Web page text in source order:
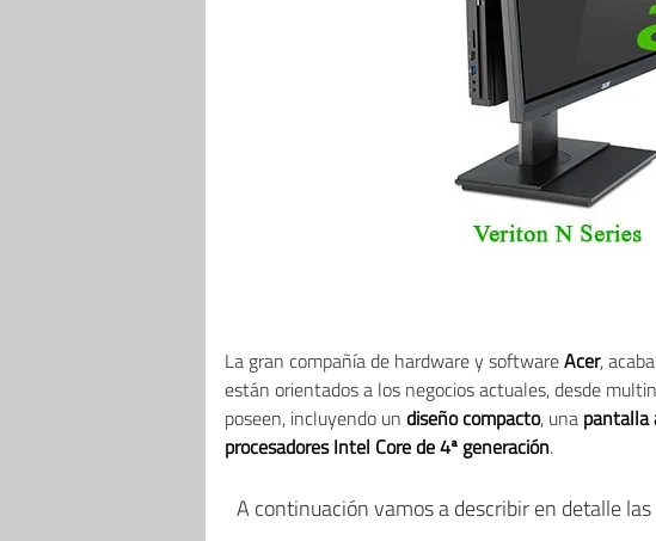
La gran compañía de hardware y softwareAcer,
están orientados a los negocios actuales, desde
poseen, incluyendo un diseño compacto, una pantalla
procesadores Intel Core de 4ª generación.
A continuación vamos a describir en detalle las